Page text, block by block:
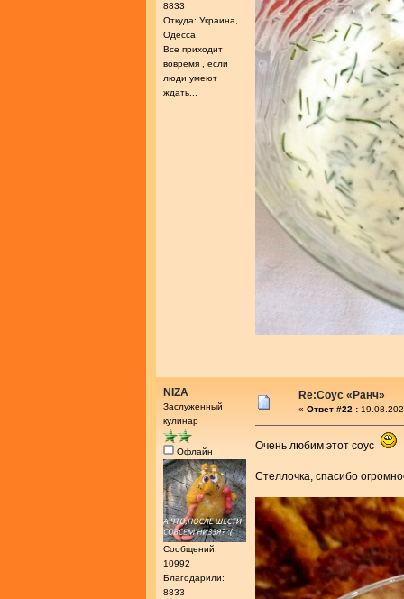
8833
Откуда: Украина,
Одесса
Все приходит
вовремя , если
люди умеют
ждать...
NIZA
Заслуженный
кулинар
Офлайн
Сообщений:
10992
Благодарили:
8833
Re:Соус «Ранч»
« Ответ #22 :
Очень любим этот соус
Стеллочка, спасибо